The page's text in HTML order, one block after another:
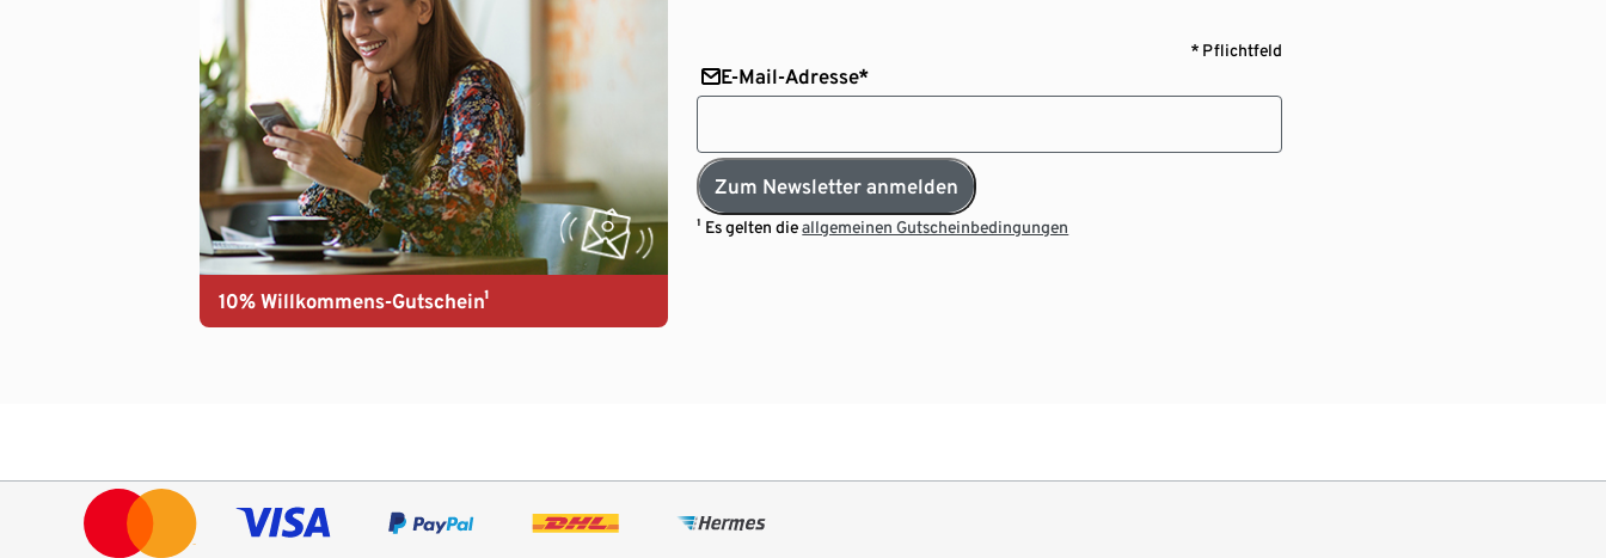
10% Willkommens-Gutschein¹
* Pflichtfeld
E-Mail-Adresse*
Zum Newsletter anmelden
¹ Es gelten dieallgemeinen Gutscheinbedingungen